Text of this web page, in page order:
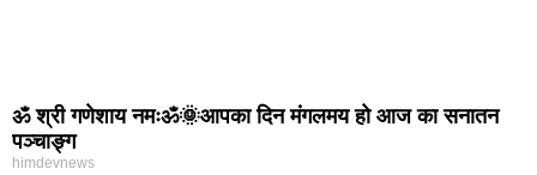
ॐ श्री गणेशाय नमःॐ🌞आपका दिन मंगलमय हो आज का सनातन
पञ्चाङ्ग
himdevnews